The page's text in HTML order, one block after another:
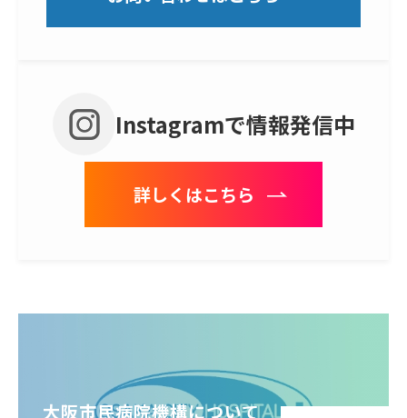
Instagramで情報発信中
詳しくはこちら
大阪市民病院機構について